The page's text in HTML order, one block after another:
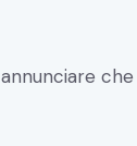
che